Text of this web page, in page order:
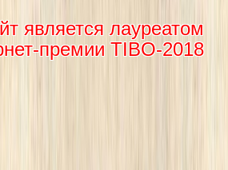
является лауреатом
премии TIBO-2018